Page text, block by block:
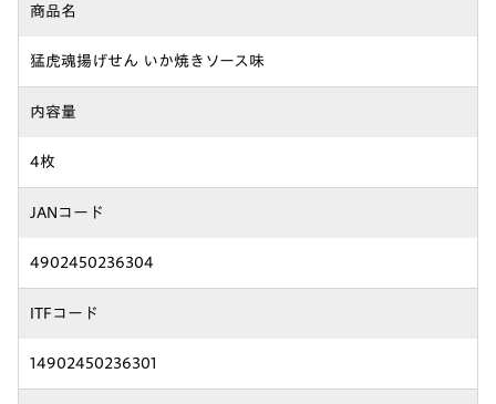
商品名
猛虎魂揚げせん いか焼きソース味
内容量
4枚
JANコード
4902450236304
ITFコード
14902450236301